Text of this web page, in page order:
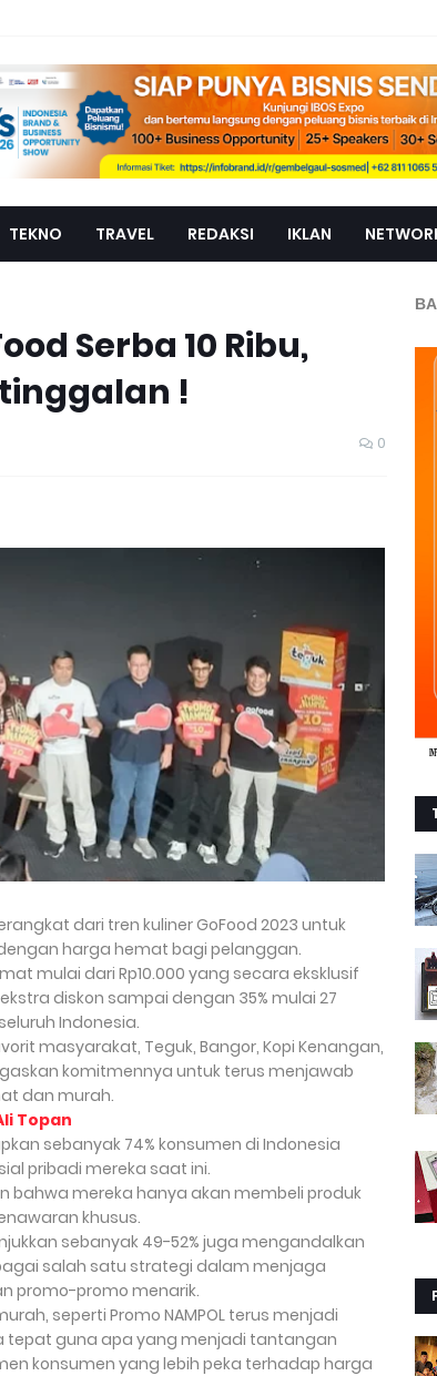
TEKNO TRAVEL REDAKSI IKLAN
Serba 10 Ribu,
!
0
dari tren kuliner GoFood 2023 untuk
harga hemat bagi pelanggan.
mulai dari Rp10.000 yang secara eksklusif
diskon sampai dengan 35% mulai 27
Indonesia.
masyarakat, Teguk, Bangor, Kopi Kenangan,
komitmennya untuk terus menjawab
dan murah.
Topan
sebanyak 74% konsumen di Indonesia
pribadi mereka saat ini.
bahwa mereka hanya akan membeli produk
khusus.
sebanyak 49-52% juga mengandalkan
salah satu strategi dalam menjaga
promo-promo menarik.
seperti Promo NAMPOL terus menjadi
tepat guna apa yang menjadi tantangan
konsumen yang lebih peka terhadap harga